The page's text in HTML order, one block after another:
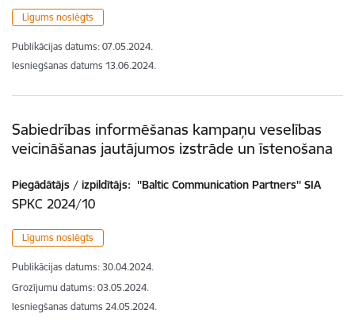
Līgums noslēgts
Publikācijas datums: 07.05.2024.
Iesniegšanas datums 13.06.2024.
Sabiedrības informēšanas kampaņu veselības
veicināšanas jautājumos izstrāde un īstenošana
Piegādātājs / izpildītājs: ''Baltic Communication Partners'' SIA
SPKC 2024/10
Līgums noslēgts
Publikācijas datums: 30.04.2024.
Grozījumu datums: 03.05.2024.
Iesniegšanas datums 24.05.2024.